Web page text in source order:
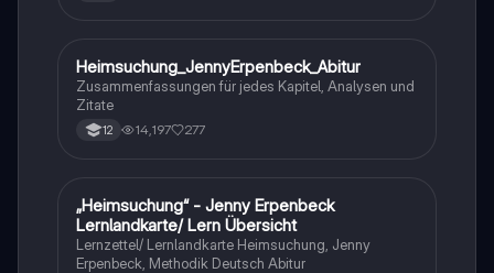
Deutsch
Heimsuchung_JennyErpenbeck_Abitur
Zusammenfassungen für jedes Kapitel, Analysen und
Zitate
12 14,197 277
Deutsch
„Heimsuchung“ - Jenny Erpenbeck
Lernlandkarte/ Lern Übersicht
Lernzettel/ Lernlandkarte Heimsuchung, Jenny
Erpenbeck, Methodik Deutsch Abitur